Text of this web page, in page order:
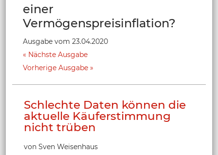
einer
Vermögenspreisinflation?
Ausgabe vom 23.04.2020
Nächste Ausgabe
Vorherige Ausgabe
Schlechte Daten können die
aktuelle Käuferstimmung
nicht trüben
von Sven Weisenhaus